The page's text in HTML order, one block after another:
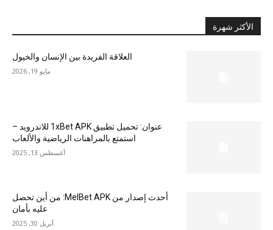
الأكثر شهرة
العلاقة الفريدة بين الإنسان والخيول
مايو 19, 2026
عنوان: تحميل تطبيق 1xBet APK للاندرويد –
استمتع بالمراهنات الرياضية والألعاب
أغسطس 13, 2025
أحدث إصدار من MelBet APK: من أين تحصل
عليه بأمان
أبريل 30, 2025